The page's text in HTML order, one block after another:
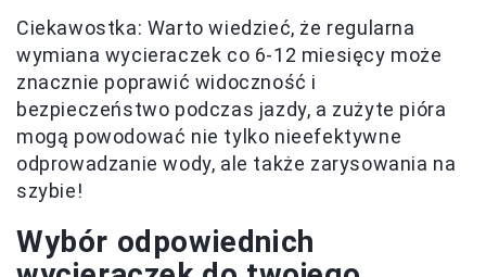
Ciekawostka: Warto wiedzieć, że regularna
wymiana wycieraczek co 6-12 miesięcy może
znacznie poprawić widoczność i
bezpieczeństwo podczas jazdy, a zużyte pióra
mogą powodować nie tylko nieefektywne
odprowadzanie wody, ale także zarysowania na
szybie!
Wybór odpowiednich